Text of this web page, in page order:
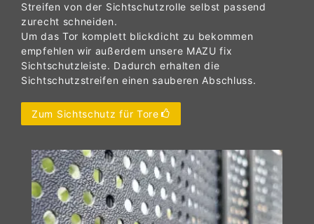
Streifen von der Sichtschutzrolle selbst passend
zurecht schneiden.
Um das Tor komplett blickdicht zu bekommen
empfehlen wir außerdem unsere MAZU fix
Sichtschutzleiste. Dadurch erhalten die
Sichtschutzstreifen einen sauberen Abschluss.
Zum Sichtschutz für Tore